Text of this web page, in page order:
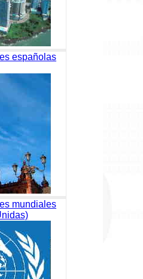
españolas
mundiales